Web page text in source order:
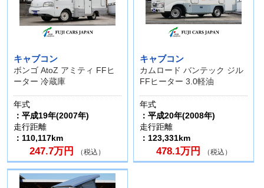
キャブコン
ボンゴ AtoZ アミティ FFヒ
ーター 冷蔵庫
年式
：平成19年(2007年)
走行距離
：110,117km
247.7万円 （税込）
キャブコン
カムロード バンテック ジル
FFヒーター 3.0軽油
年式
：平成20年(2008年)
走行距離
：123,331km
478.1万円 （税込）